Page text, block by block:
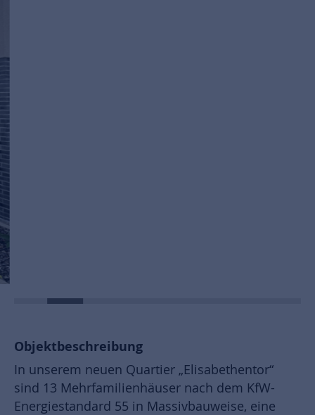
Objektbeschreibung
In unserem neuen Quartier „Elisabethentor“
sind 13 Mehrfamilienhäuser nach dem KfW-
Energiestandard 55 in Massivbauweise, eine